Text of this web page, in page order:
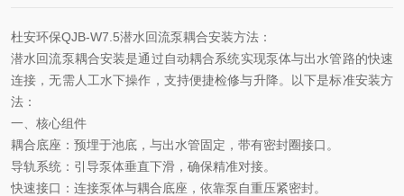
杜安环保QJB-W7.5潜水回流泵耦合安装方法：
潜水回流泵耦合安装‌是通过自动耦合系统实现泵体与出水管路的快速
连接，无需人工水下操作，支持便捷检修与升降。以下是标准安装方
法：
一、核心组件
耦合底座 ‌：预埋于池底，与出水管固定，带有密封圈接口。
导轨系统 ‌：引导泵体垂直下滑，确保精准对接。
快速接口 ‌：连接泵体与耦合底座，依靠泵自重压紧密封。